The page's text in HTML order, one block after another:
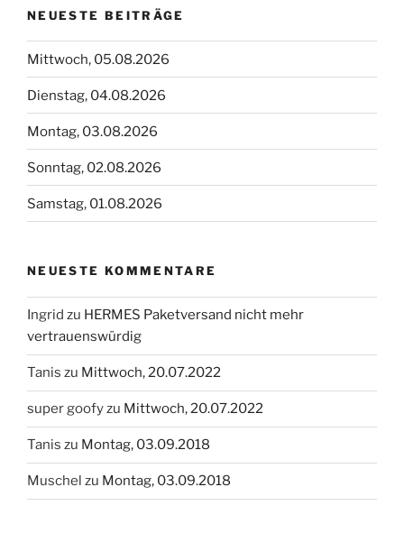
NEUESTE BEITRÄGE
Mittwoch, 05.08.2026
Dienstag, 04.08.2026
Montag, 03.08.2026
Sonntag, 02.08.2026
Samstag, 01.08.2026
NEUESTE KOMMENTARE
Ingrid zu HERMES Paketversand nicht mehr
vertrauenswürdig
Tanis zu Mittwoch, 20.07.2022
super goofyzu Mittwoch, 20.07.2022
Tanis zu Montag, 03.09.2018
Muschel zu Montag, 03.09.2018